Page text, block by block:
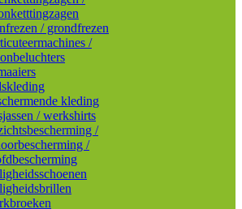
/ grondfrezen
/
kleding
/ werkshirts
/
/